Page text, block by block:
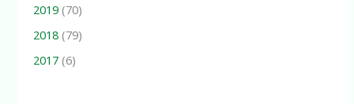
2019 (70)
2018 (79)
2017 (6)